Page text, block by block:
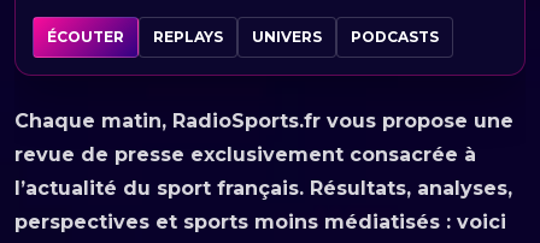
ÉCOUTER REPLAYS UNIVERS PODCASTS
Chaque matin, RadioSports.fr vous propose une
revue de presse exclusivement consacrée à
l’actualité du sport français. Résultats, analyses,
perspectives et sports moins médiatisés : voici